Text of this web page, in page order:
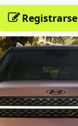
Registrarse